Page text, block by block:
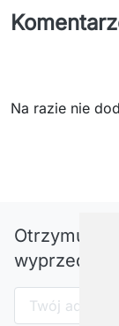
Na razie nie
Otrzymuj